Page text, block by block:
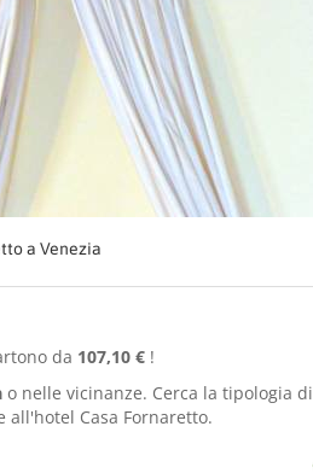
a Venezia
da 107,10 € !
o nelle vicinanze. Cerca la tipologia di
Casa Fornaretto.